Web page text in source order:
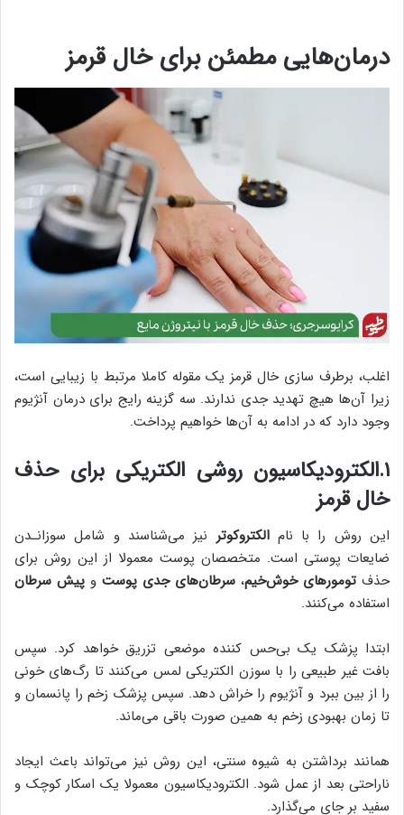
درمان‌هایی مطمئن برای خال قرمز
اغلب، برطرف سازی خال قرمز یک مقوله کاملا مرتبط با زیبایی است،
زیرا آن‌ها هیچ تهدید جدی ندارند. سه گزینه رایج برای درمان آنژیوم
وجود دارد که در ادامه به آن‌ها خواهیم پرداخت.
۱.الکترودیکاسیون روشی الکتریکی برای حذف
خال قرمز
این روش را با نامالکتروکوتر نیز می‌شناسند و شامل سوزانـدن
ضایعات پوستی است. متخصصان پوست معمولا از این روش برای
حذف تومورهای خوش‌خیم، سرطان‌های جدی پوست و پیش سرطان
استفاده می‌کنند.
ابتدا پزشک یک بی‌حس کننده موضعی تزریق خواهد کرد. سپس
بافت غیر طبیعی را با سوزن الکتریکی لمس می‌کنند تا رگ‌های خونی
را از بین ببرد و آنژیوم را خراش دهد. سپس پزشک زخم را پانسمان و
تا زمان بهبودی زخم به همین صورت باقی می‌ماند.
همانند برداشتن به شیوه سنتی، این روش نیز می‌تواند باعث ایجاد
ناراحتی بعد از عمل شود. الکترودیکاسیون معمولا یک اسکار کوچک و
سفید بر جای می‌گذارد.